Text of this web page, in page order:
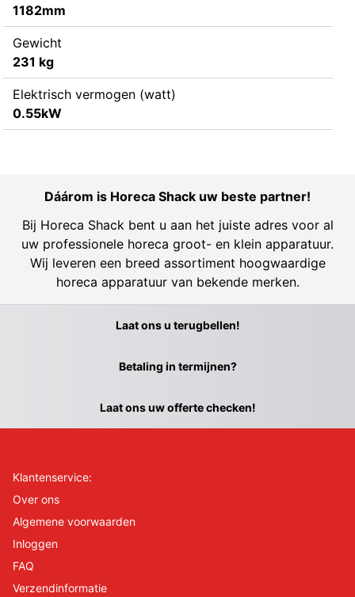
1182mm
Gewicht
231 kg
Elektrisch vermogen (watt)
0.55kW
Dáárom is Horeca Shack uw beste partner!
Bij Horeca Shack bent u aan het juiste adres voor al
uw professionele horeca groot- en klein apparatuur.
Wij leveren een breed assortiment hoogwaardige
horeca apparatuur van bekende merken.
Laat ons u terugbellen!
Betaling in termijnen?
Laat ons uw offerte checken!
Klantenservice:
Over ons
Algemene voorwaarden
Inloggen
FAQ
Verzendinformatie